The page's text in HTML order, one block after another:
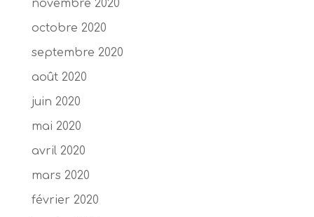
novembre 2020
octobre 2020
septembre 2020
août 2020
juin 2020
mai 2020
avril 2020
mars 2020
février 2020